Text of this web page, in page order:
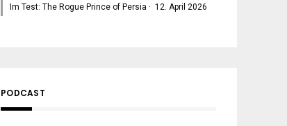
Im Test: The Rogue Prince of Persia · 12. April 2026
PODCAST